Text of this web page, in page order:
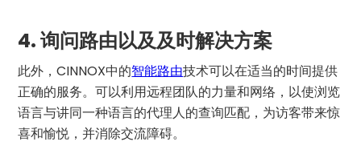
4.询问路由以及及时解决方案
此外，CINNOX中的智能路由技术可以在适当的时间提供
正确的服务。可以利用远程团队的力量和网络，以使浏览
语言与讲同一种语言的代理人的查询匹配，为访客带来惊
喜和愉悦，并消除交流障碍。